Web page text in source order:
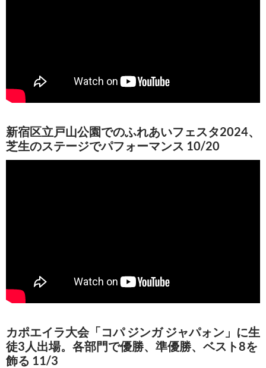
新宿区立戸山公園でのふれあいフェスタ2024、
芝生のステージでパフォーマンス 10/20
カポエイラ大会「コパ ジンガ ジャパォン」に生
徒3人出場。各部門で優勝、準優勝、ベスト8を
飾る 11/3